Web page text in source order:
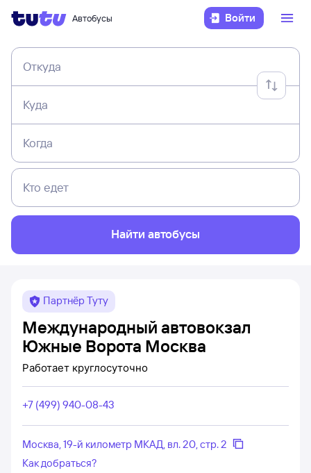
Автобусы Войти
Откуда
Куда
Когда
Кто едет
Найти автобусы
Партнёр Туту
Международный автовокзал
Южные Ворота Москва
Работает круглосуточно
+7 (499) 940-08-43
Москва, 19-й километр МКАД, вл. 20, стр. 2
Как добраться?